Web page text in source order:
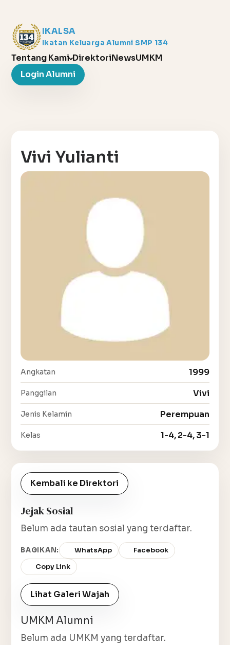
IKALSA
Ikatan Keluarga Alumni SMP 134
Tentang Kami DirektoriNewsUMKM
Login Alumni
Vivi Yulianti
Angkatan 1999
Panggilan Vivi
Jenis Kelamin Perempuan
Kelas 1-4, 2-4, 3-1
Kembali ke Direktori
Jejak Sosial
Belum ada tautan sosial yang terdaftar.
BAGIKAN: WhatsApp
Facebook
Copy Link
Lihat Galeri Wajah
UMKM Alumni
Belum ada UMKM yang terdaftar.